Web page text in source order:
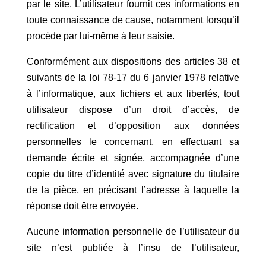
par le site. L’utilisateur fournit ces informations en
toute connaissance de cause, notamment lorsqu’il
procède par lui-même à leur saisie.
Conformément aux dispositions des articles 38 et
suivants de la loi 78-17 du 6 janvier 1978 relative
à l’informatique, aux fichiers et aux libertés, tout
utilisateur dispose d’un droit d’accès, de
rectification et d’opposition aux données
personnelles le concernant, en effectuant sa
demande écrite et signée, accompagnée d’une
copie du titre d’identité avec signature du titulaire
de la pièce, en précisant l’adresse à laquelle la
réponse doit être envoyée.
Aucune information personnelle de l’utilisateur du
site n’est publiée à l’insu de l’utilisateur,